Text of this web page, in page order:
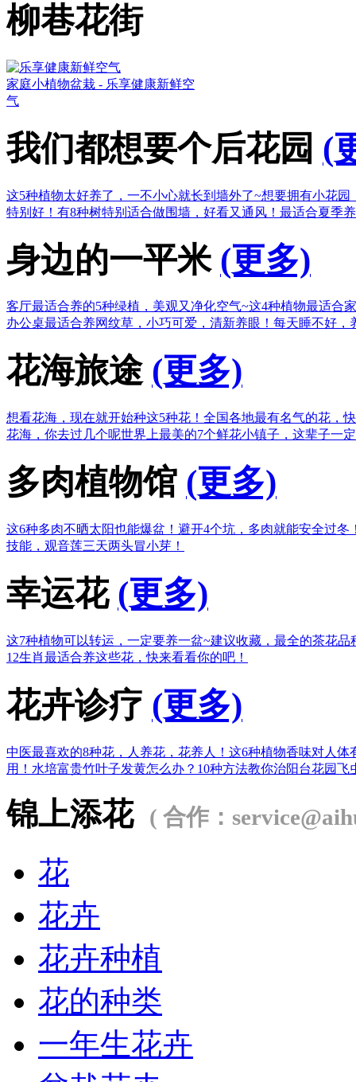
柳巷花街
家庭小植物盆栽 - 乐享健康新鲜空
气
我们都想要个后花园 (
这5种植物太好养了，一不小心就长到墙外了~想要拥有小花园
特别好！ 有8种树特别适合做围墙，好看又通风！ 最适合夏季
身边的一平米 (更多)
客厅最适合养的5种绿植，美观又净化空气~这4种植物最适合
办公桌最适合养网纹草，小巧可爱，清新养眼！ 每天睡不好，
花海旅途 (更多)
想看花海，现在就开始种这5种花！ 全国各地最有名气的花，
花海，你去过几个呢世界上最美的7个鲜花小镇子，这辈子一
多肉植物馆 (更多)
这6种多肉不晒太阳也能爆盆！ 避开4个坑，多肉就能安全过冬
技能，观音莲三天两头冒小芽！
幸运花 (更多)
这7种植物可以转运，一定要养一盆~建议收藏，最全的茶花品
12生肖最适合养这些花，快来看看你的吧！
花卉诊疗 (更多)
中医最喜欢的8种花，人养花，花养人！ 这6种植物香味对人体
用！ 水培富贵竹叶子发黄怎么办？ 10种方法教你治阳台花园飞
锦上添花 ( 合作：
花
花卉
花卉种植
花的种类
一年生花卉